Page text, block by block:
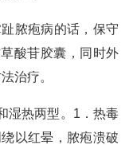
脓疱病的话，保守
酸苷胶囊，同时外
治疗。
湿热两型。1．热毒
以红晕，脓疱溃破